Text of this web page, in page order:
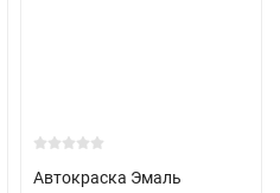
Автокраска Эмаль